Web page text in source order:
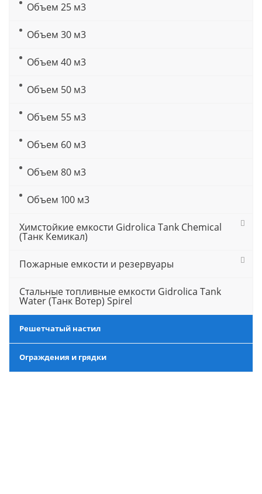
Объем 25 м3
Объем 30 м3
Объем 40 м3
Объем 50 м3
Объем 55 м3
Объем 60 м3
Объем 80 м3
Объем 100 м3
Химстойкие емкости Gidrolica Tank Chemical
(Танк Кемикал)
Пожарные емкости и резервуары
Стальные топливные емкости Gidrolica Tank
Water (Танк Вотер) Spirel
Решетчатый настил
Ограждения и грядки